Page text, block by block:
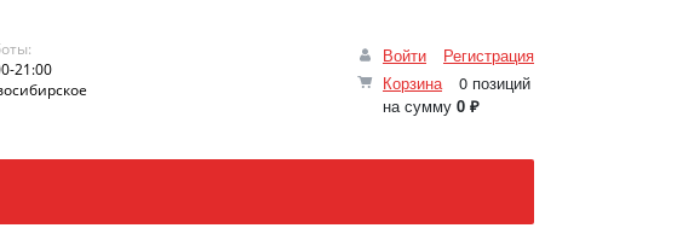
Войти
Регистрация
Корзина
0 позиций
на сумму 0 ₽
21:00